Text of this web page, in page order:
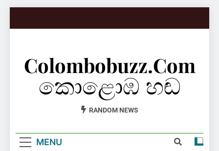
Colombobuzz.com
කොළොඹ හඬ
RANDOM NEWS
MENU